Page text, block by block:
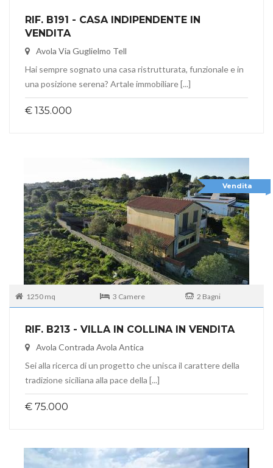
RIF. B191 - CASA INDIPENDENTE IN
VENDITA
Avola Via Guglielmo Tell
Hai sempre sognato una casa ristrutturata, funzionale e in
una posizione serena? Artale immobiliare [...]
€ 135.000
Vendita
1250 mq 3 Camere 2 Bagni
RIF. B213 - VILLA IN COLLINA IN VENDITA
Avola Contrada Avola Antica
Sei alla ricerca di un progetto che unisca il carattere della
tradizione siciliana alla pace della [...]
€ 75.000